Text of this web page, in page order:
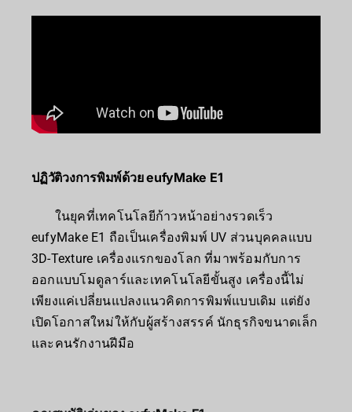
ปฏิวัติวงการพิมพ์ด้วย eufyMake E1
ในยุคที่เทคโนโลยีก้าวหน้าอย่างรวดเร็ว
eufyMake E1 ถือเป็นเครื่องพิมพ์ UV ส่วนบุคคลแบบ
3D-Texture เครื่องแรกของโลก ที่มาพร้อมกับการ
ออกแบบโมดูลาร์และเทคโนโลยีขั้นสูง เครื่องนี้ไม่
เพียงแค่เปลี่ยนแปลงแนวคิดการพิมพ์แบบเดิม แต่ยัง
เปิดโอกาสใหม่ให้กับผู้สร้างสรรค์ นักธุรกิจขนาดเล็ก
และคนรักงานฝีมือ